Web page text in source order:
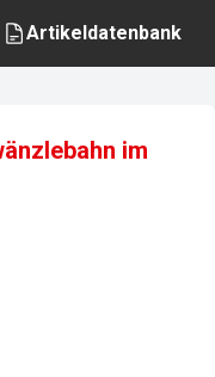
Artikeldatenbank
im